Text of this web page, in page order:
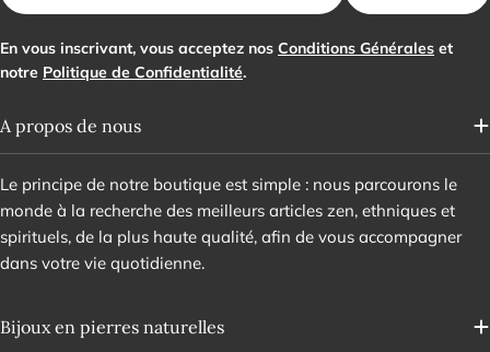
En vous inscrivant, vous acceptez nos Conditions Générales et
notre Politique de Confidentialité.
A propos de nous
Le principe de notre boutique est simple : nous parcourons le
monde à la recherche des meilleurs articles zen, ethniques et
spirituels, de la plus haute qualité, afin de vous accompagner
dans votre vie quotidienne.
Bijoux en pierres naturelles